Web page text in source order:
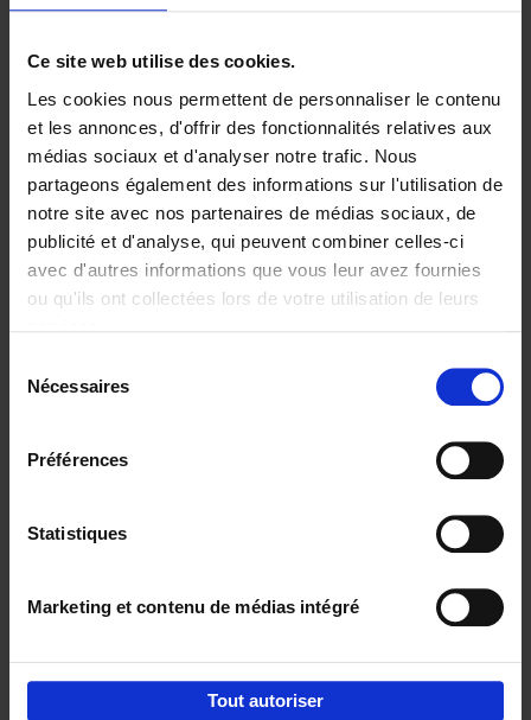
Ce site web utilise des cookies.
Les cookies nous permettent de personnaliser le contenu
et les annonces, d'offrir des fonctionnalités relatives aux
médias sociaux et d'analyser notre trafic. Nous
partageons également des informations sur l'utilisation de
notre site avec nos partenaires de médias sociaux, de
publicité et d'analyse, qui peuvent combiner celles-ci
avec d'autres informations que vous leur avez fournies
ou qu'ils ont collectées lors de votre utilisation de leurs
Nécessaires
Préférences
Statistiques
Marketing et contenu de médias intégré
Tout autoriser
Building Bonds = Building
Business
Jochen Roef Jozefien De Feyter
Carolien Boom
Couverture souple
2025 200
€29,99
Digital marketing like a PRO -
completely revised edition (EN)